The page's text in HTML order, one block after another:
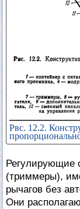
Рвс. 12.2.
Регулирующие
(триммеры),
рычагов без
Они